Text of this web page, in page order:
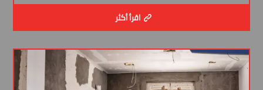
اقرأ أكثر